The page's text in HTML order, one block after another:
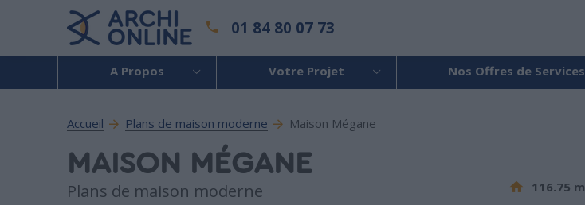
01 84 80 07 73
A Propos Votre Projet Nos Offres de Services
Accueil Plans de maison moderne Maison Mégane
MAISON MÉGANE
Plans de maison moderne 116.75 m